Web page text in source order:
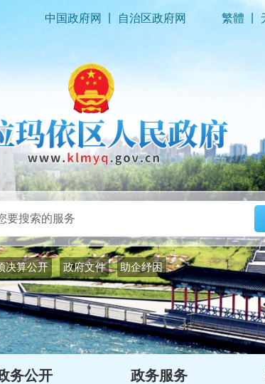
中国政府网 自治区政府网 繁體
决算公开 政府文件 助企纾困
务公开 政务服务
政务服务 政